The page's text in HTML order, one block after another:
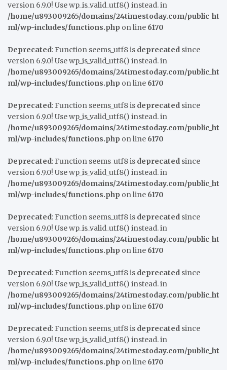
version 6.9.0! Use wp_is_valid_utf8() instead. in
/home/u893009265/domains/24timestoday.com/public_ht
ml/wp-includes/functions.php on line 6170
Deprecated: Function seems_utf8 is deprecated since
version 6.9.0! Use wp_is_valid_utf8() instead. in
/home/u893009265/domains/24timestoday.com/public_ht
ml/wp-includes/functions.php on line 6170
Deprecated: Function seems_utf8 is deprecated since
version 6.9.0! Use wp_is_valid_utf8() instead. in
/home/u893009265/domains/24timestoday.com/public_ht
ml/wp-includes/functions.php on line 6170
Deprecated: Function seems_utf8 is deprecated since
version 6.9.0! Use wp_is_valid_utf8() instead. in
/home/u893009265/domains/24timestoday.com/public_ht
ml/wp-includes/functions.php on line 6170
Deprecated: Function seems_utf8 is deprecated since
version 6.9.0! Use wp_is_valid_utf8() instead. in
/home/u893009265/domains/24timestoday.com/public_ht
ml/wp-includes/functions.php on line 6170
Deprecated: Function seems_utf8 is deprecated since
version 6.9.0! Use wp_is_valid_utf8() instead. in
/home/u893009265/domains/24timestoday.com/public_ht
ml/wp-includes/functions.php on line 6170
Deprecated: Function seems_utf8 is deprecated since
version 6.9.0! Use wp_is_valid_utf8() instead. in
/home/u893009265/domains/24timestoday.com/public_ht
ml/wp-includes/functions.php on line 6170